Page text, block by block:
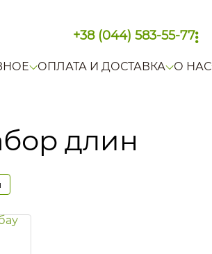
+38 (044) 583-55-77
ОПЛАТА И ДОСТАВКА О НАС
длин